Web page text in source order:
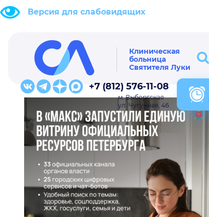
Версия для слабовидящих
Клиническая
больница
Святителя Луки
+7 (812) 576-11-08
м. Выборгская
ул. Чугунная, 46